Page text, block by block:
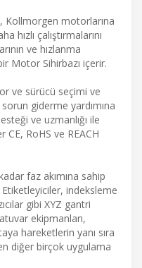
Kollmorgen motorlarına
hızlı çalıştırmalarını
ve hızlanma
Motor Sihirbazı içerir.
ve sürücü seçimi ve
giderme yardımına
ve uzmanlığı ile
RoHS ve REACH
faz akımına sahip
indeksleme
gibi XYZ gantri
ekipmanları,
hareketlerin yanı sıra
diğer birçok uygulama